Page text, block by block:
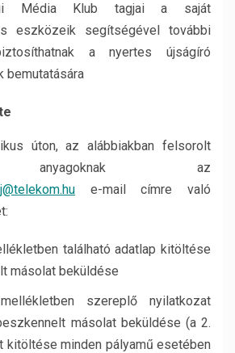
Média Klub tagjai a saját
eszközeik segítségével további
a nyertes újságíró
bemutatására
úton, az alábbiakban felsorolt
anyagoknak az
e-mail címre való
található adatlap kitöltése
másolat beküldése
szereplő nyilatkozat
másolat beküldése (a 2.
kitöltése minden pályamű esetében